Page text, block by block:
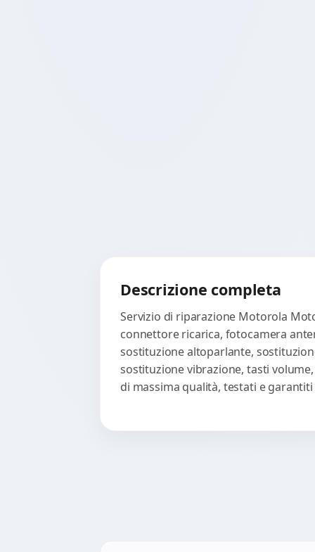
Descrizione completa
Servizio di riparazione Motorola
connettore ricarica, fotocamera
sostituzione altoparlante,
sostituzione vibrazione, tasti
di massima qualità, testati e